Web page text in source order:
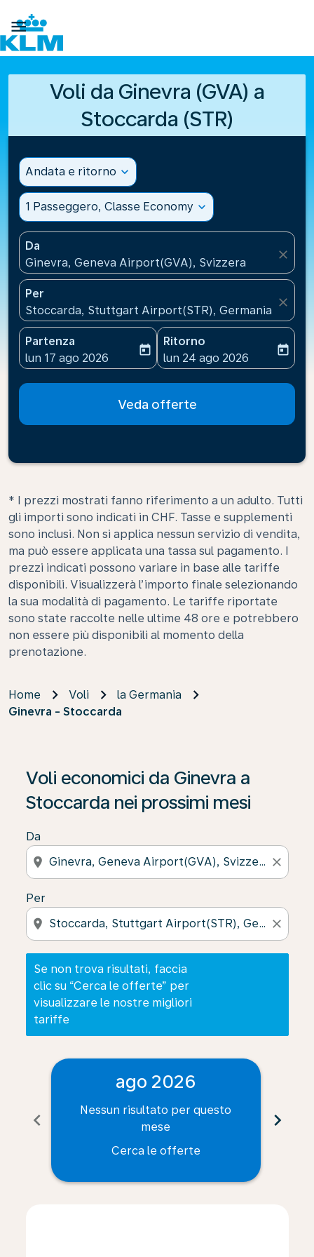

Voli da Ginevra (GVA) a
Stoccarda (STR)
Andata e ritorno expand_more
1 Passeggero, Classe Economy expand_more
Da
Ginevra, Geneva Airport(GVA), Svizzera
close
Per
Stoccarda, Stuttgart Airport(STR), Germania
close
Partenza
fc-booking-departure-date-aria-label
lun 17 ago 2026
today
Ritorno
fc-booking-return-date-
lun 24 ago 2026
today
Veda offerte
* I prezzi mostrati fanno riferimento a un adulto. Tutti
gli importi sono indicati in CHF. Tasse e supplementi
sono inclusi. Non si applica nessun servizio di vendita,
ma può essere applicata una tassa sul pagamento. I
prezzi indicati possono variare in base alle tariffe
disponibili. Visualizzerà l’importo finale selezionando
la sua modalità di pagamento. Le tariffe riportate
sono state raccolte nelle ultime 48 ore e potrebbero
non essere più disponibili al momento della
prenotazione.
Home Voli
la Germania
Ginevra - Stoccarda
Voli economici da Ginevra a
Stoccarda nei prossimi mesi
Da
location_on close
Per
location_on close
Se non trova risultati, faccia
clic su “Cerca le offerte” per
visualizzare le nostre migliori
tariffe
Se non trova risultati, faccia clic su “Cerca le offerte”
chevron_left
ago 2026
Nessun risultato per questo
mese
Cerca le offerte
chevron_right